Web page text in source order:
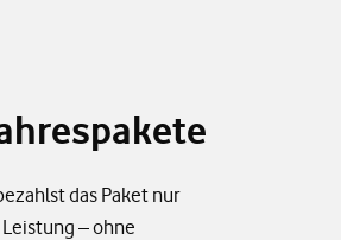
das Paket nur
– ohne